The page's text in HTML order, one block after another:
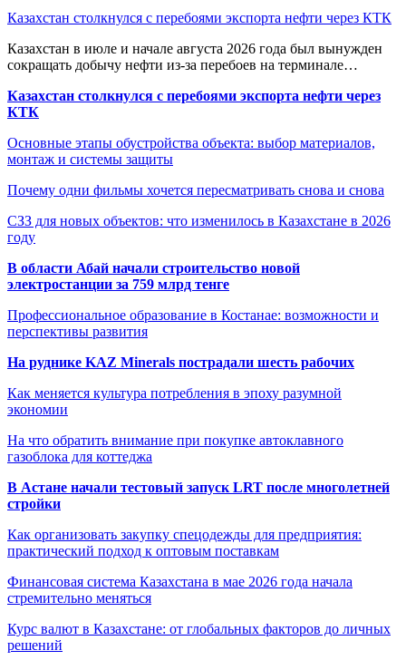
Казахстан столкнулся с перебоями экспорта нефти через КТК
Казахстан в июле и начале августа 2026 года был вынужден
сокращать добычу нефти из-за перебоев на терминале…
Казахстан столкнулся с перебоями экспорта нефти через
КТК
Основные этапы обустройства объекта: выбор материалов,
монтаж и системы защиты
Почему одни фильмы хочется пересматривать снова и снова
СЗЗ для новых объектов: что изменилось в Казахстане в 2026
году
В области Абай начали строительство новой
электростанции за 759 млрд тенге
Профессиональное образование в Костанае: возможности и
перспективы развития
На руднике KAZ Minerals пострадали шесть рабочих
Как меняется культура потребления в эпоху разумной
экономии
На что обратить внимание при покупке автоклавного
газоблока для коттеджа
В Астане начали тестовый запуск LRT после многолетней
стройки
Как организовать закупку спецодежды для предприятия:
практический подход к оптовым поставкам
Финансовая система Казахстана в мае 2026 года начала
стремительно меняться
Курс валют в Казахстане: от глобальных факторов до личных
решений